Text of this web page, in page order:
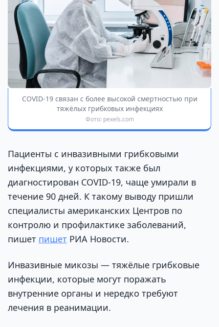
COVID-19 связан с более высокой смертностью при
тяжёлых грибковых инфекциях
Фото: pexels.com
Пациенты с инвазивными грибковыми
инфекциями, у которых также был
диагностирован COVID-19, чаще умирали в
течение 90 дней. К такому выводу пришли
специалисты американских Центров по
контролю и профилактике заболеваний,
пишет пишет РИА Новости.
Инвазивные микозы — тяжёлые грибковые
инфекции, которые могут поражать
внутренние органы и нередко требуют
лечения в реанимации.